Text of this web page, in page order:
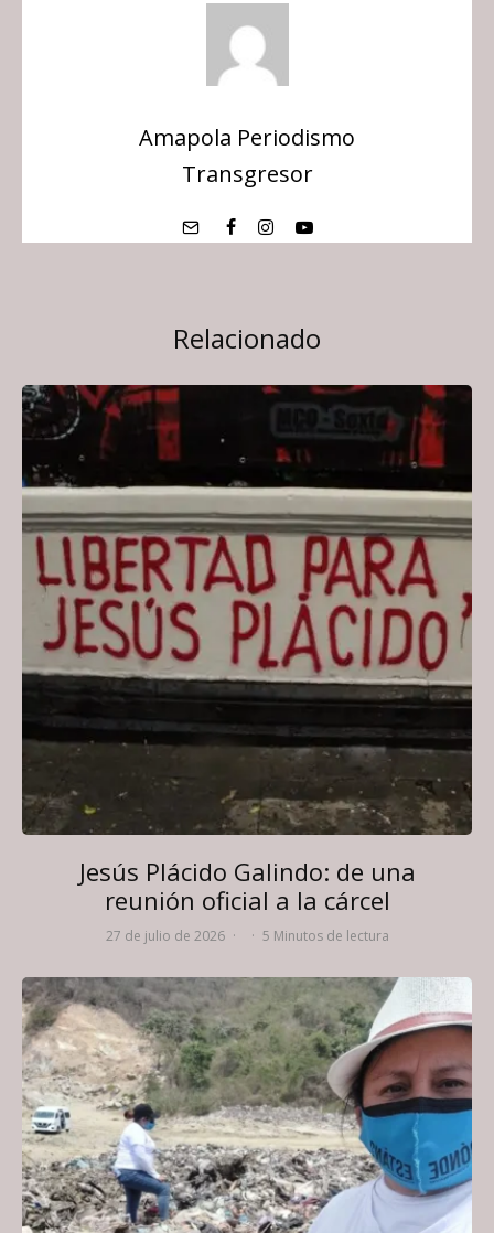
Amapola Periodismo
Transgresor
Relacionado
Jesús Plácido Galindo: de una
reunión oficial a la cárcel
27 de julio de 2026 · · 5 Minutos de lectura